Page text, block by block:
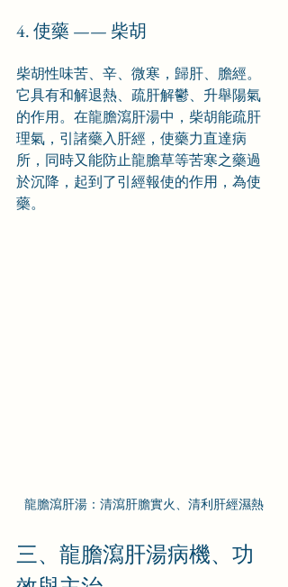
4. 使藥 —— 柴胡
柴胡性味苦、辛、微寒，歸肝、膽經。
它具有和解退熱、疏肝解鬱、升舉陽氣
的作用。在龍膽瀉肝湯中，柴胡能疏肝
理氣，引諸藥入肝經，使藥力直達病
所，同時又能防止龍膽草等苦寒之藥過
於沉降，起到了引經報使的作用，為使
藥。
龍膽瀉肝湯：清瀉肝膽實火、清利肝經濕熱
三、龍膽瀉肝湯病機、功